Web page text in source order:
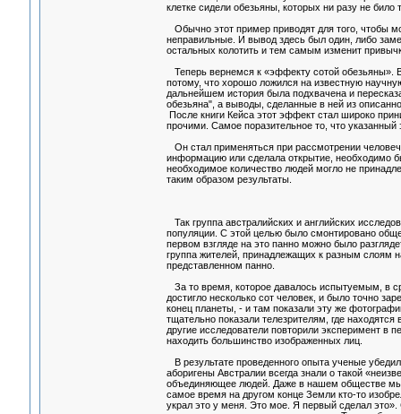
клетке сидели обезьяны, которых ни разу не
Обычно этот пример приводят для того, чтобы
неправильные. И вывод здесь был один, либо
остальных колотить и тем самым изменит
Теперь вернемся к «эффекту сотой
потому, что хорошо ложился на известную
дальнейшем история была подхвачена и
обезьяна", а выводы, сделанные в ней из
После книги Кейса этот эффект стал широко
прочими. Самое поразительное то, что
Он стал применяться при рассмотрении
информацию или сделала открытие, необходимо
необходимое количество людей могло не
таким образом результаты.
Так группа австралийских и английских
популяции. С этой целью было смонтировано
первом взгляде на это панно можно было
группа жителей, принадлежащих к разным слоям
представленном панно.
За то время, которое давалось испытуемым, в
достигло несколько сот человек, и было точно
конец планеты, - и там показали эту же
тщательно показали телезрителям, где
другие исследователи повторили эксперимент
находить большинство изображенных лиц.
В результате проведенного опыта ученые
аборигены Австралии всегда знали о такой
объединяющее людей. Даже в нашем обществе мы
самое время на другом конце Земли кто-то
украл это у меня. Это мое. Я первый сделал это».